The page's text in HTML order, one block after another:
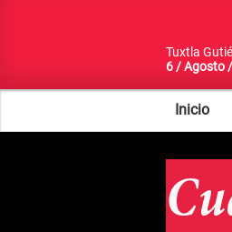
Tuxtla
6 / Agosto
Inicio